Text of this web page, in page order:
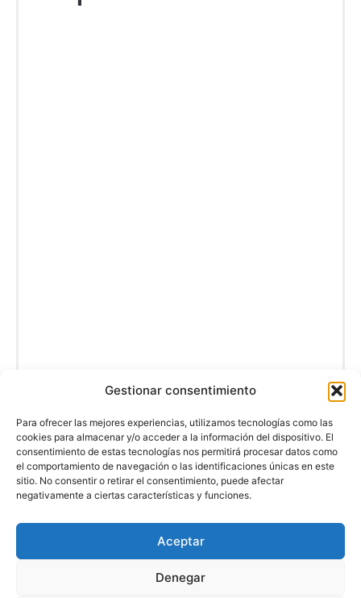
Gestionar consentimiento
Para ofrecer las mejores experiencias, utilizamos tecnologías como las
cookies para almacenar y/o acceder a la información del dispositivo. El
consentimiento de estas tecnologías nos permitirá procesar datos como
el comportamiento de navegación o las identificaciones únicas en este
sitio. No consentir o retirar el consentimiento, puede afectar
negativamente a ciertas características y funciones.
Aceptar
Denegar
© Camperizando 2026